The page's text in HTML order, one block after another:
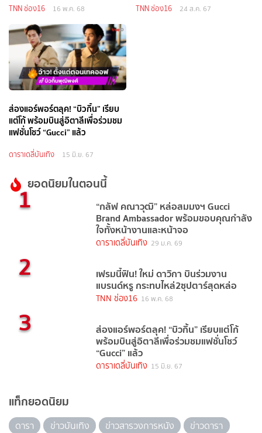
TNN ช่อง16 16 พ.ค. 68 TNN ช่อง16 24 ส.ค. 67
ส่องแอร์พอร์ตลุค! “บิวกิ้น” เรียบ
แต่โก้ พร้อมบินสู่อิตาลีเพื่อร่วมชม
แฟชั่นโชว์ “Gucci” แล้ว
ดาราเดลี่บันเทิง 15 มิ.ย. 67
ยอดนิยมในตอนนี้
1 “กลัฟ คณาวุฒิ” หล่อสมมงฯ Gucci
Brand Ambassador พร้อมขอบคุณกำลัง
ใจทั้งหน้างานและหน้าจอ
ดาราเดลี่บันเทิง 29 ม.ค. 69
2 เฟรมนี้ฟิน! ใหม่ ดาวิกา บินร่วมงาน
แบรนด์หรู กระทบไหล่2ซุปตาร์สุดหล่อ
TNN ช่อง16 16 พ.ค. 68
3 ส่องแอร์พอร์ตลุค! “บิวกิ้น” เรียบแต่โก้
พร้อมบินสู่อิตาลีเพื่อร่วมชมแฟชั่นโชว์
“Gucci” แล้ว
ดาราเดลี่บันเทิง 15 มิ.ย. 67
แท็กยอดนิยม
ดารา ข่าวบันเทิง ข่าวสารวงการหนัง
ข่าวดารา